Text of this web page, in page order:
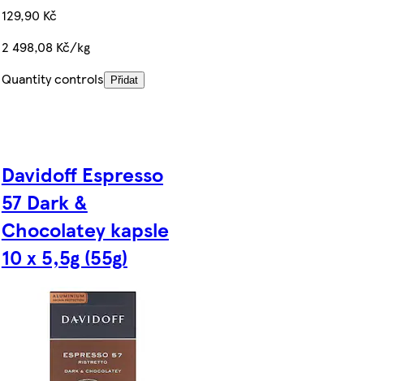
129,90 Kč
2 498,08 Kč/kg
Quantity controls
Přidat
Davidoff Espresso
57 Dark &
Chocolatey kapsle
10 x 5,5g (55g)